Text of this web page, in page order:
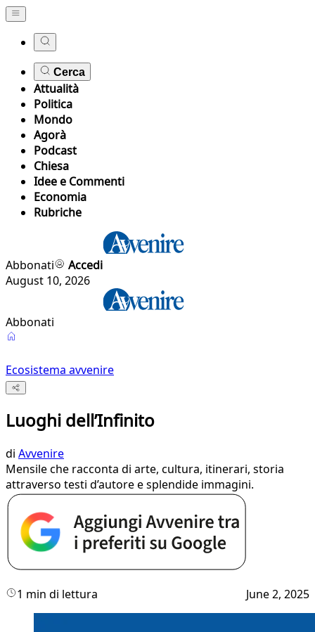
Cerca
Attualità
Politica
Mondo
Agorà
Podcast
Chiesa
Idee e Commenti
Economia
Rubriche
Abbonati
Accedi
August 10, 2026
Abbonati
Ecosistema avvenire
Luoghi dell’Infinito
di Avvenire
Mensile che racconta di arte, cultura, itinerari, storia
attraverso testi d’autore e splendide immagini.
1 min di lettura June 2, 2025